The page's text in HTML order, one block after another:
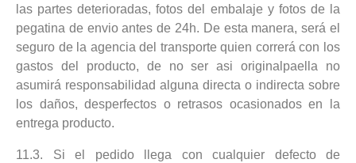
las partes deterioradas, fotos del embalaje y fotos de la
pegatina de envioantes de 24h. De esta manera, será el
seguro de la agencia del transporte quien correrá con los
gastos del producto, de no ser asi originalpaella no
asumirá responsabilidad alguna directa o indirecta sobre
los daños, desperfectos o retrasos ocasionados en la
entrega producto.
11.3. Si el pedido llega con cualquier defecto de